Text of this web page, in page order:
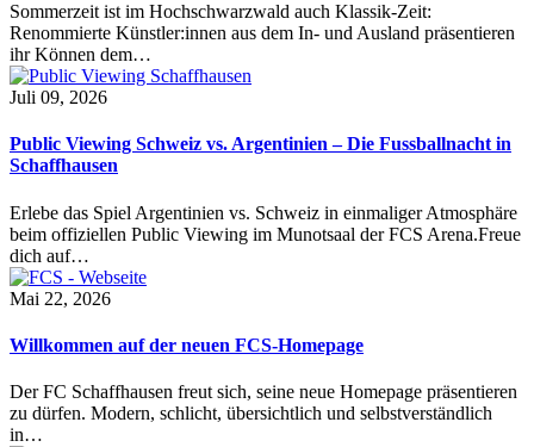
Sommerzeit ist im Hochschwarzwald auch Klassik-Zeit:
Renommierte Künstler:innen aus dem In- und Ausland präsentieren
ihr Können dem…
Juli 09, 2026
Public Viewing Schweiz vs. Argentinien – Die Fussballnacht in
Schaffhausen
Erlebe das Spiel Argentinien vs. Schweiz in einmaliger Atmosphäre
beim offiziellen Public Viewing im Munotsaal der FCS Arena.Freue
dich auf…
Mai 22, 2026
Willkommen auf der neuen FCS-Homepage
Der FC Schaffhausen freut sich, seine neue Homepage präsentieren
zu dürfen. Modern, schlicht, übersichtlich und selbstverständlich
in…